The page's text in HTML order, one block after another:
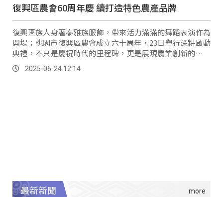
復興區農會60周年慶 續打造特色農產品牌
復興區族人身著泰雅族服飾，帶來活力滿滿的舞蹈表演作為
開場；桃園市復興區農會成立六十周年，23日舉行深耕啟動
典禮，不只是慶祝時代的里程碑，更是展現農業創新的服務
成果。2025-06-24 12:14
最新新聞